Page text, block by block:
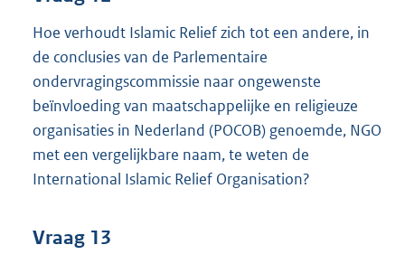
Hoe verhoudt Islamic Relief zich tot een andere, in
de conclusies van de Parlementaire
ondervragingscommissie naar ongewenste
beïnvloeding van maatschappelijke en religieuze
organisaties in Nederland (POCOB) genoemde, NGO
met een vergelijkbare naam, te weten de
International Islamic Relief Organisation?
Vraag 13